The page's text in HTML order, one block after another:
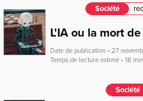
Société
L'IA ou la mort
Date de publication • 27
Temps de lecture estimé • 18
Société